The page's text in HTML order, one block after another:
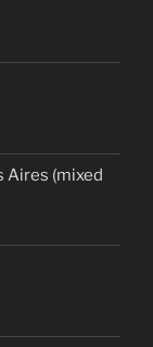
Aires (mixed